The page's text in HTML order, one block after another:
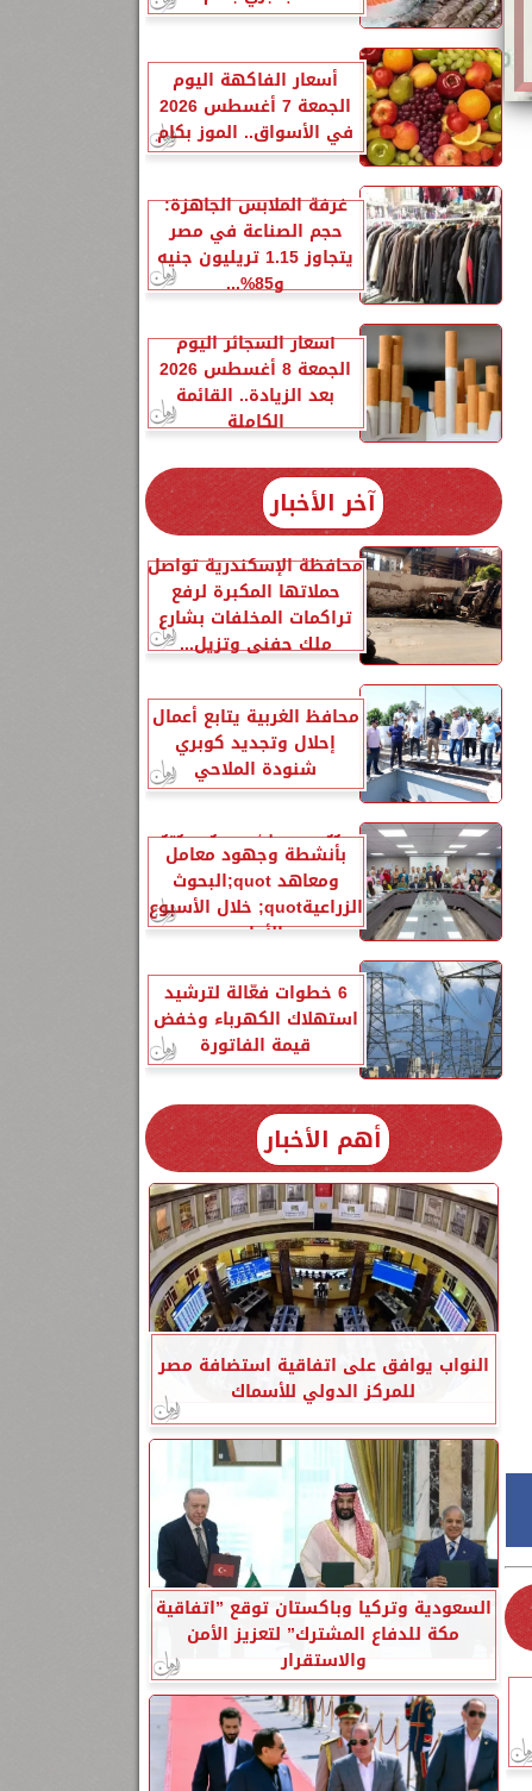
أسعار الفاكهة اليوم
الجمعة 7 أغسطس 2026
في الأسواق.. الموز بكام
غرفة الملابس الجاهزة:
حجم الصناعة في مصر
يتجاوز 1.15 تريليون جنيه
و85%...
أسعار السجائر اليوم
الجمعة 8 أغسطس 2026
بعد الزيادة.. القائمة
الكاملة
آخر الأخبار
محافظة الإسكندرية تواصل
حملاتها المكبرة لرفع
تراكمات المخلفات بشارع
ملك حفني وتزيل...
محافظ الغربية يتابع أعمال
إحلال وتجديد كوبري
شنودة الملاحي
الزراعةquot; تنشر تقريرًا
بأنشطة وجهود معامل
ومعاهد quot;البحوث
الزراعيةquot; خلال الأسبوع
الأول...
6 خطوات فعّالة لترشيد
استهلاك الكهرباء وخفض
قيمة الفاتورة
أهم الأخبار
النواب يوافق على اتفاقية استضافة مصر
للمركز الدولي للأسماك
السعودية وتركيا وباكستان توقع ”اتفاقية
مكة للدفاع المشترك” لتعزيز الأمن
والاستقرار